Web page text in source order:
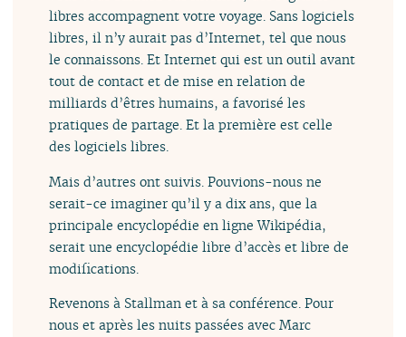
libres accompagnent votre voyage. Sans logiciels
libres, il n’y aurait pas d’Internet, tel que nous
le connaissons. Et Internet qui est un outil avant
tout de contact et de mise en relation de
milliards d’êtres humains, a favorisé les
pratiques de partage. Et la première est celle
des logiciels libres.
Mais d’autres ont suivis. Pouvions-nous ne
serait-ce imaginer qu’il y a dix ans, que la
principale encyclopédie en ligne Wikipédia,
serait une encyclopédie libre d’accès et libre de
modifications.
Revenons à Stallman et à sa conférence. Pour
nous et après les nuits passées avec Marc